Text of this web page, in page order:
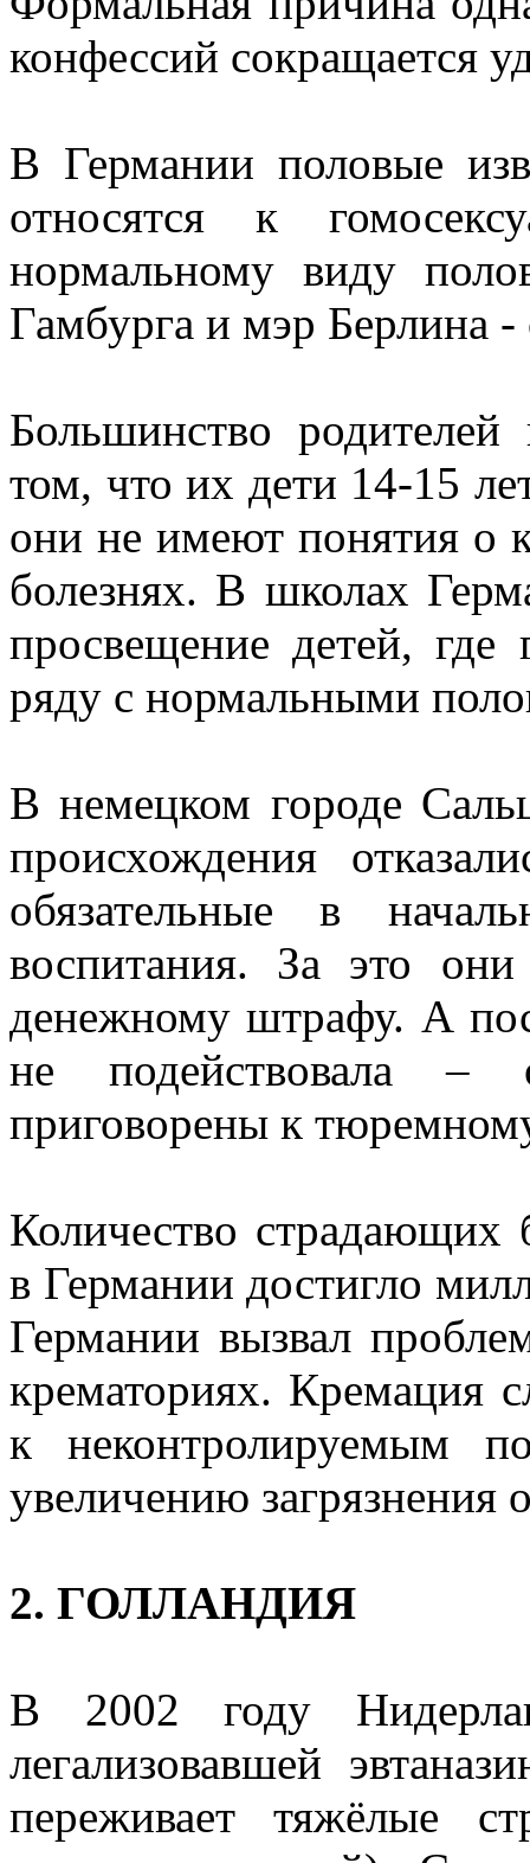
конфессий сокращается
В Германии половые
относятся к
нормальному виду
Гамбурга и мэр Берлина
Большинство
том, что их дети 14-15
они не имеют понятия о
болезнях. В школах
просвещение детей, где
ряду с нормальными
В немецком городе
происхождения
обязательные в
воспитания. За это
денежному штрафу. А
не подействовала –
приговорены к
Количество страдающих
в Германии достигло
Германии вызвал
крематориях. Кремация
к неконтролируемым
увеличению
2. ГОЛЛАНДИЯ
В 2002 году
легализовавшей
переживает тяжёлые